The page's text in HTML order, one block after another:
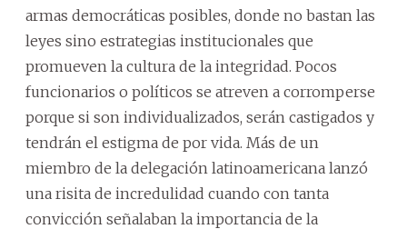
armas democráticas posibles, donde no bastan las
leyes sino estrategias institucionales que
promueven la cultura de la integridad. Pocos
funcionarios o políticos se atreven a corromperse
porque si son individualizados, serán castigados y
tendrán el estigma de por vida. Más de un
miembro de la delegación latinoamericana lanzó
una risita de incredulidad cuando con tanta
convicción señalaban la importancia de la